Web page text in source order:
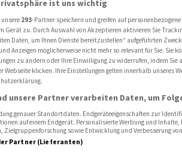
«Würde zustimmen, dass wir fast fertig
über
fast
ist uns wichtig
293-Partner speichern und greifen auf
Gerät zu. Durch Auswahl von Akzeptieren aktivieren Sie
Daten, um Ihnen Dienste bereitzustellen“ aufgeführten
Anzeigen möglicherweise nicht mehr so relevant für Sie. Sie
zu ändern oder Ihre Einwilligung zu widerrufen, indem Sie
Webseite klicken. Ihre Einstellungen gelten innerhalb unseres
unsere Partner verarbeiten Daten, um
genauer Standortdaten. Endgeräteeigenschaften zur
auf einem Endgerät. Personalisierte Werbung und Inhalte,
Zielgruppenforschung sowie Entwicklung und Verbesserung
Partner (Lieferanten)